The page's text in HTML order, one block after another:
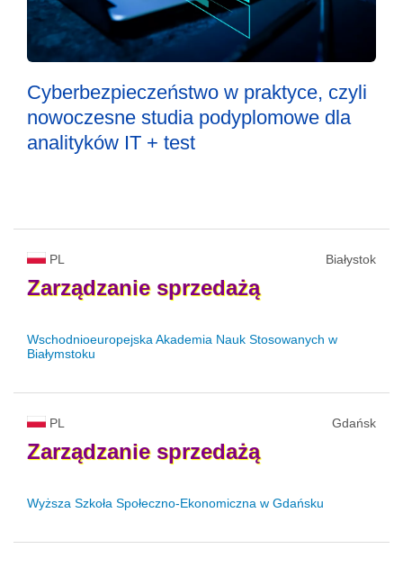
Cyberbezpieczeństwo w praktyce, czyli
nowoczesne studia podyplomowe dla
analityków IT + test
PL Białystok
Zarządzanie sprzedażą
Wschodnioeuropejska Akademia Nauk Stosowanych w
Białymstoku
PL Gdańsk
Zarządzanie sprzedażą
Wyższa Szkoła Społeczno-Ekonomiczna w Gdańsku